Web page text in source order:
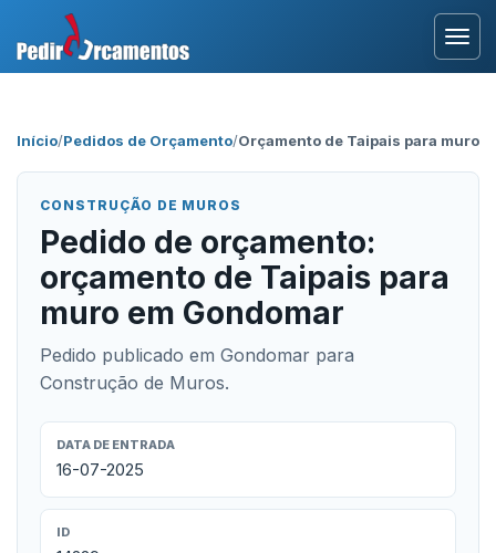
Início/Pedidos de Orçamento/Orçamento de Taipais para muro
CONSTRUÇÃO DE MUROS
Pedido de orçamento:
orçamento de Taipais para
muro em Gondomar
Pedido publicado em Gondomar para
Construção de Muros.
DATA DE ENTRADA
16-07-2025
ID
Área Profissional
Como Funciona?
Testemunhos